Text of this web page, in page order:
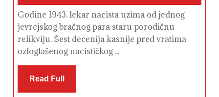
Hurado
Godine 1943. lekar nacista uzima od jednog
jevrejskog bračnog para staru porodičnu
relikviju. Šest decenija kasnije pred vratima
ozloglašenog nacističkog ...
Read Full Read